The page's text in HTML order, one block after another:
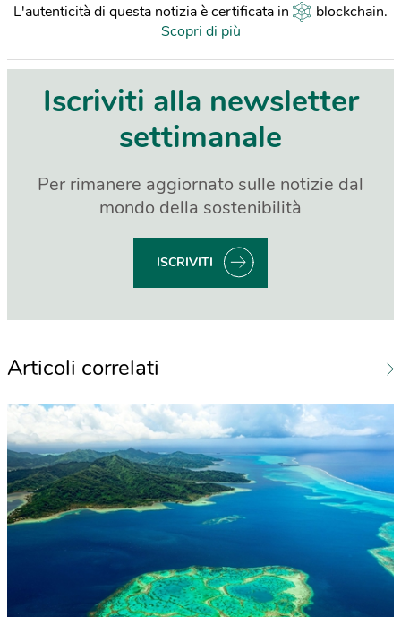
L'autenticità di questa notizia è certificata in blockchain.
Scopri di più
Iscriviti alla newsletter
settimanale
Per rimanere aggiornato sulle notizie dal
mondo della sostenibilità
ISCRIVITI
Articoli correlati